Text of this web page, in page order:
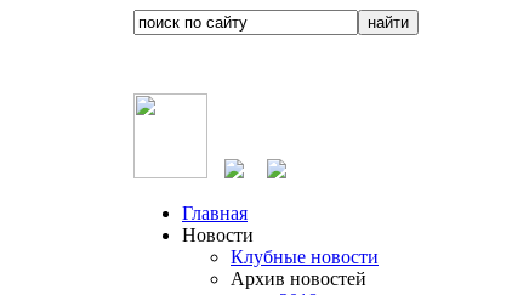
Главная
Новости
Клубные новости
Архив новостей